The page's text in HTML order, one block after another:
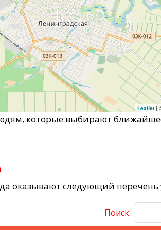
Leaflet |
которые выбирают
оказывают следующий перечень
Поиск: